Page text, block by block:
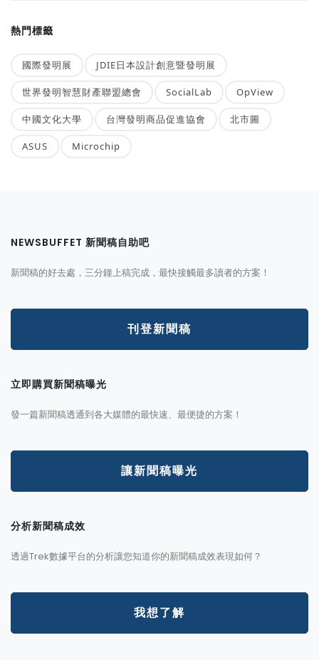
熱門標籤
國際發明展 JDIE日本設計創意暨發明展
世界發明智慧財產聯盟總會 SocialLab OpView
中國文化大學 台灣發明商品促進協會 北市圖
ASUS Microchip
NEWSBUFFET 新聞稿自助吧
新聞稿的好去處，三分鐘上稿完成，最快接觸最多讀者的方案！
刊登新聞稿
立即購買新聞稿曝光
發一篇新聞稿透通到各大媒體的最快速、最便捷的方案！
讓新聞稿曝光
分析新聞稿成效
透過Trek數據平台的分析讓您知道你的新聞稿成效表現如何？
我想了解